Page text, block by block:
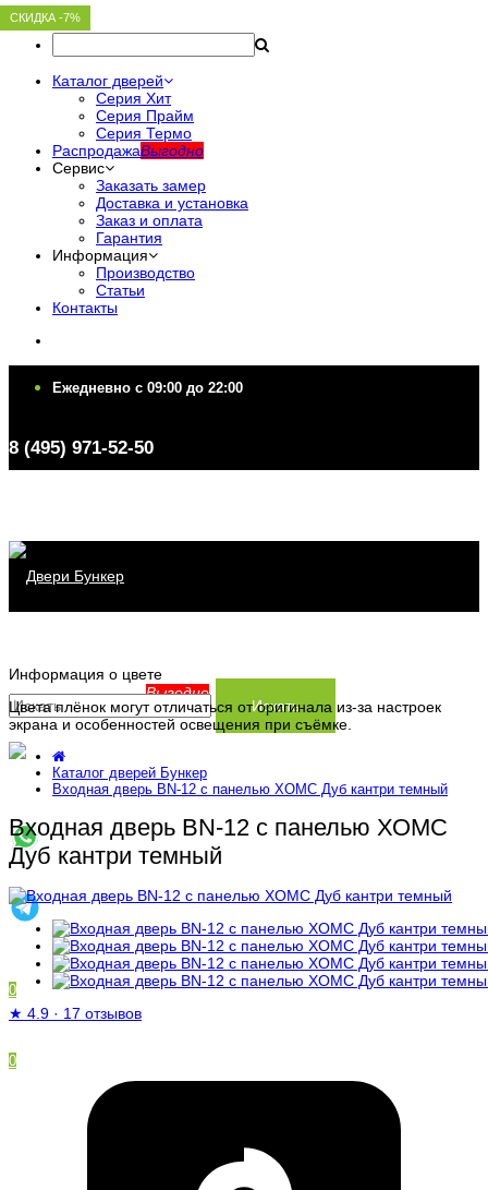
Каталог дверей
Серия Хит
Серия Прайм
Серия Термо
РаспродажаВыгодно
Сервис
Заказать замер
Доставка и установка
Заказ и оплата
Гарантия
Информация
Производство
Статьи
Контакты
Ежедневно c 09:00 до 22:00
8 (495) 971-52-50
Серия Хит
Серия Термо
РаспродажаВыгодно
Заказать замер
Доставка и установка
Заказ и оплата
Информация
Производство
Статьи
Контакты
Искать
0
0
Информация о цвете
Цвета плёнок могут отличаться от оригинала из-за настроек
экрана и особенностей освещения при съёмке.
Каталог дверей Бункер
Входная дверь BN-12 с панелью ХОМС Дуб кантри темный
Входная дверь BN-12 с панелью ХОМС
Дуб кантри темный
СКИДКА -7%
★ 4.9 · 17 отзывов
СКИДКА -7%
СКИДКА -7%
СКИДКА -7%
СКИДКА -7%